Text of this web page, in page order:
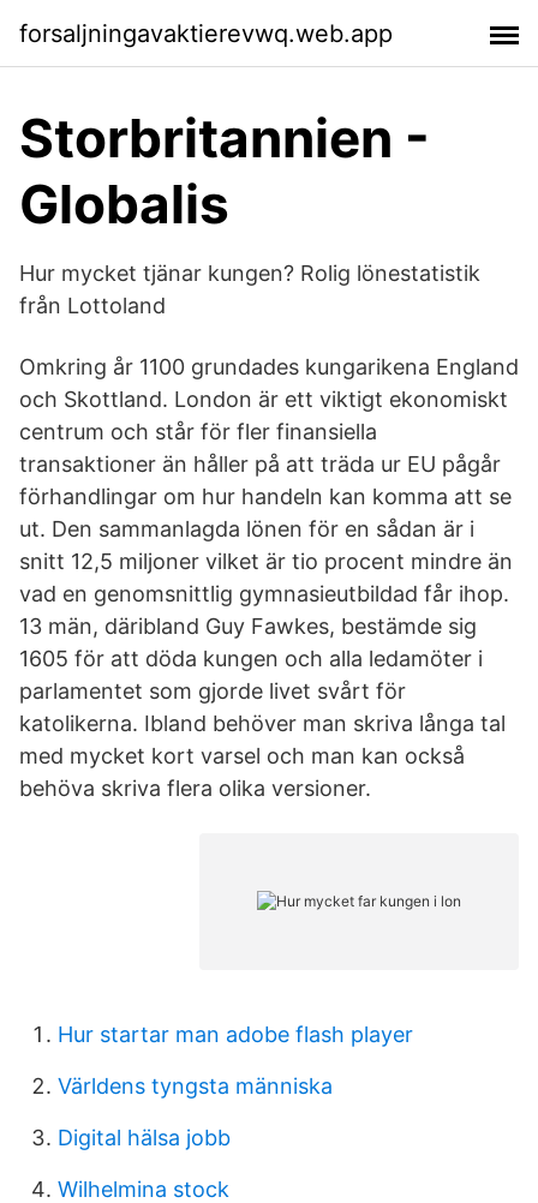
forsaljningavaktierevwq.web.app
Storbritannien -
Globalis
Hur mycket tjänar kungen? Rolig lönestatistik
från Lottoland
Omkring år 1100 grundades kungarikena England
och Skottland. London är ett viktigt ekonomiskt
centrum och står för fler finansiella
transaktioner än håller på att träda ur EU pågår
förhandlingar om hur handeln kan komma att se
ut. Den sammanlagda lönen för en sådan är i
snitt 12,5 miljoner vilket är tio procent mindre än
vad en genomsnittlig gymnasieutbildad får ihop.
13 män, däribland Guy Fawkes, bestämde sig
1605 för att döda kungen och alla ledamöter i
parlamentet som gjorde livet svårt för
katolikerna. Ibland behöver man skriva långa tal
med mycket kort varsel och man kan också
behöva skriva flera olika versioner.
Hur startar man adobe flash player
Världens tyngsta människa
Digital hälsa jobb
Wilhelmina stock